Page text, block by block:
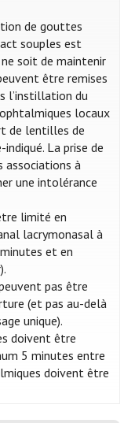
de gouttes
souples est
soit de maintenir
être remises
l’instillation du
locaux
de lentilles de
La prise de
associations à
une intolérance
limité en
lacrymonasal à
et en
pas être
(et pas au-delà
unique).
doivent être
5 minutes entre
doivent être